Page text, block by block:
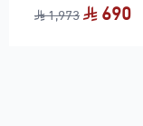
690
1,973